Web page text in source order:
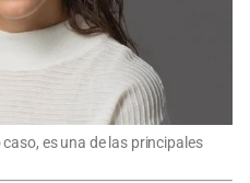
es una de las principales